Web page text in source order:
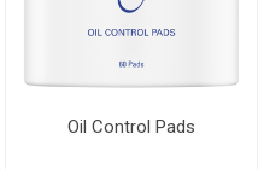
Oil Control Pads